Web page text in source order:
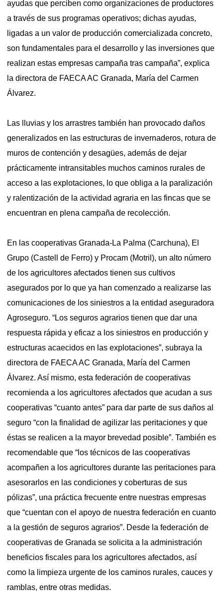
ayudas que perciben como organizaciones de productores
a través de sus programas operativos; dichas ayudas,
ligadas a un valor de producción comercializada concreto,
son fundamentales para el desarrollo y las inversiones que
realizan estas empresas campaña tras campaña”, explica
la directora de FAECA AC Granada, María del Carmen
Álvarez.
Las lluvias y los arrastres también han provocado daños
generalizados en las estructuras de invernaderos, rotura de
muros de contención y desagües, además de dejar
prácticamente intransitables muchos caminos rurales de
acceso a las explotaciones, lo que obliga a la paralización
y ralentización de la actividad agraria en las fincas que se
encuentran en plena campaña de recolección.
En las cooperativas Granada-La Palma (Carchuna), El
Grupo (Castell de Ferro) y Procam (Motril), un alto número
de los agricultores afectados tienen sus cultivos
asegurados por lo que ya han comenzado a realizarse las
comunicaciones de los siniestros a la entidad aseguradora
Agroseguro. “Los seguros agrarios tienen que dar una
respuesta rápida y eficaz a los siniestros en producción y
estructuras acaecidos en las explotaciones”, subraya la
directora de FAECA AC Granada, María del Carmen
Álvarez. Así mismo, esta federación de cooperativas
recomienda a los agricultores afectados que acudan a sus
cooperativas “cuanto antes” para dar parte de sus daños al
seguro “con la finalidad de agilizar las peritaciones y que
éstas se realicen a la mayor brevedad posible”. También es
recomendable que “los técnicos de las cooperativas
acompañen a los agricultores durante las peritaciones para
asesorarlos en las condiciones y coberturas de sus
pólizas”, una práctica frecuente entre nuestras empresas
que “cuentan con el apoyo de nuestra federación en cuanto
a la gestión de seguros agrarios”. Desde la federación de
cooperativas de Granada se solicita a la administración
beneficios fiscales para los agricultores afectados, así
como la limpieza urgente de los caminos rurales, cauces y
ramblas, entre otras medidas.